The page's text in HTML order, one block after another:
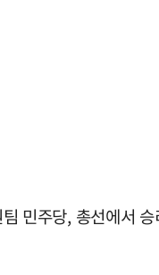
민주당, 총선에서